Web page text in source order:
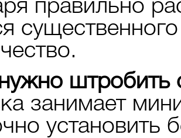
правильно
штробить
занимает
установить